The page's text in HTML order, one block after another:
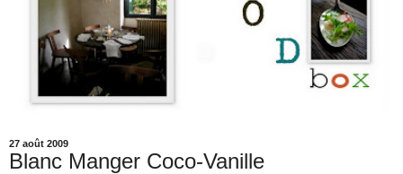
27 août 2009
Blanc Manger Coco-Vanille